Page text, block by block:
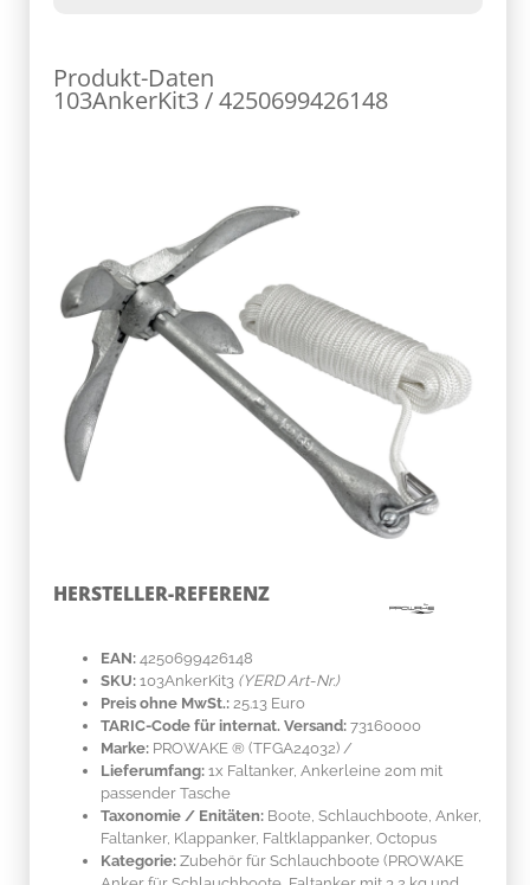
Produkt-Daten
103AnkerKit3 / 4250699426148
HERSTELLER-REFERENZ
EAN: 4250699426148
SKU: 103AnkerKit3 (YERD Art-Nr.)
Preis ohne MwSt.: 25.13 Euro
TARIC-Code für internat. Versand: 73160000
Marke: PROWAKE ® (TFGA24032) /
Lieferumfang: 1x Faltanker, Ankerleine 20m mit
passender Tasche
Taxonomie / Enitäten: Boote, Schlauchboote, Anker,
Faltanker, Klappanker, Faltklappanker, Octopus
Kategorie: Zubehör für Schlauchboote (PROWAKE